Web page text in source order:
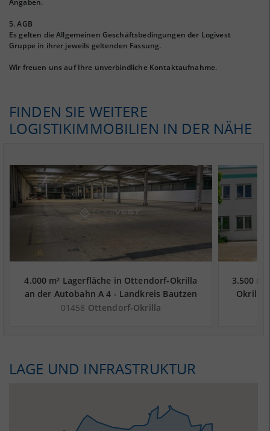
Angaben.
5. AGB
Es gelten die Allgemeinen Geschäftsbedingungen der Logivest
Gruppe in ihrer jeweils geltenden Fassung.
Wir freuen uns auf Ihre unverbindliche Kontaktaufnahme.
FINDEN SIE WEITERE
LOGISTIKIMMOBILIEN IN DER NÄHE
4.000 m² Lagerfläche in Ottendorf-Okrilla
an der Autobahn A 4 - Landkreis Bautzen
01458 Ottendorf-Okrilla
3.500
Okrilla
LAGE UND INFRASTRUKTUR